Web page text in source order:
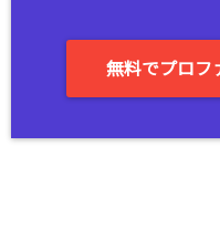
無料でプロフ